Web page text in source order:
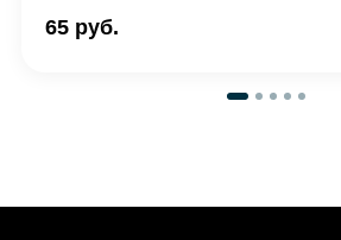
65 руб.